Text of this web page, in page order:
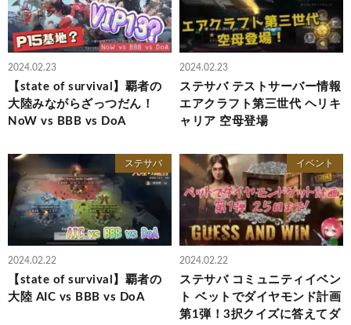
2024.02.23
【state of survival】覇者の
大陸みながらざっつだん！
NoW vs BBB vs DoA
2024.02.23
ステサバ テストサーバー情報
エアクラフト第三世代 ヘリキ
ャリア 空母登場
ステサバ
2024.02.22
【state of survival】覇者の
大陸 AIC vs BBB vs DoA
イベント
2024.02.22
ステサバ コミュニティイベン
ト ベットでダイヤモンド計画
第1弾！3択クイズに答えてダ